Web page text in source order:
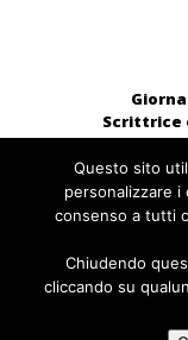
Scrittrice
audiolibri
Questo sito
personalizzare
consenso a tutti
Chiudendo
cliccando su